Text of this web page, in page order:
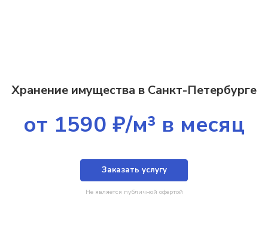
Хранение имущества в Санкт-Петербурге
от 1590 ₽/м³ в месяц
Заказать услугу
Не является публичной офертой